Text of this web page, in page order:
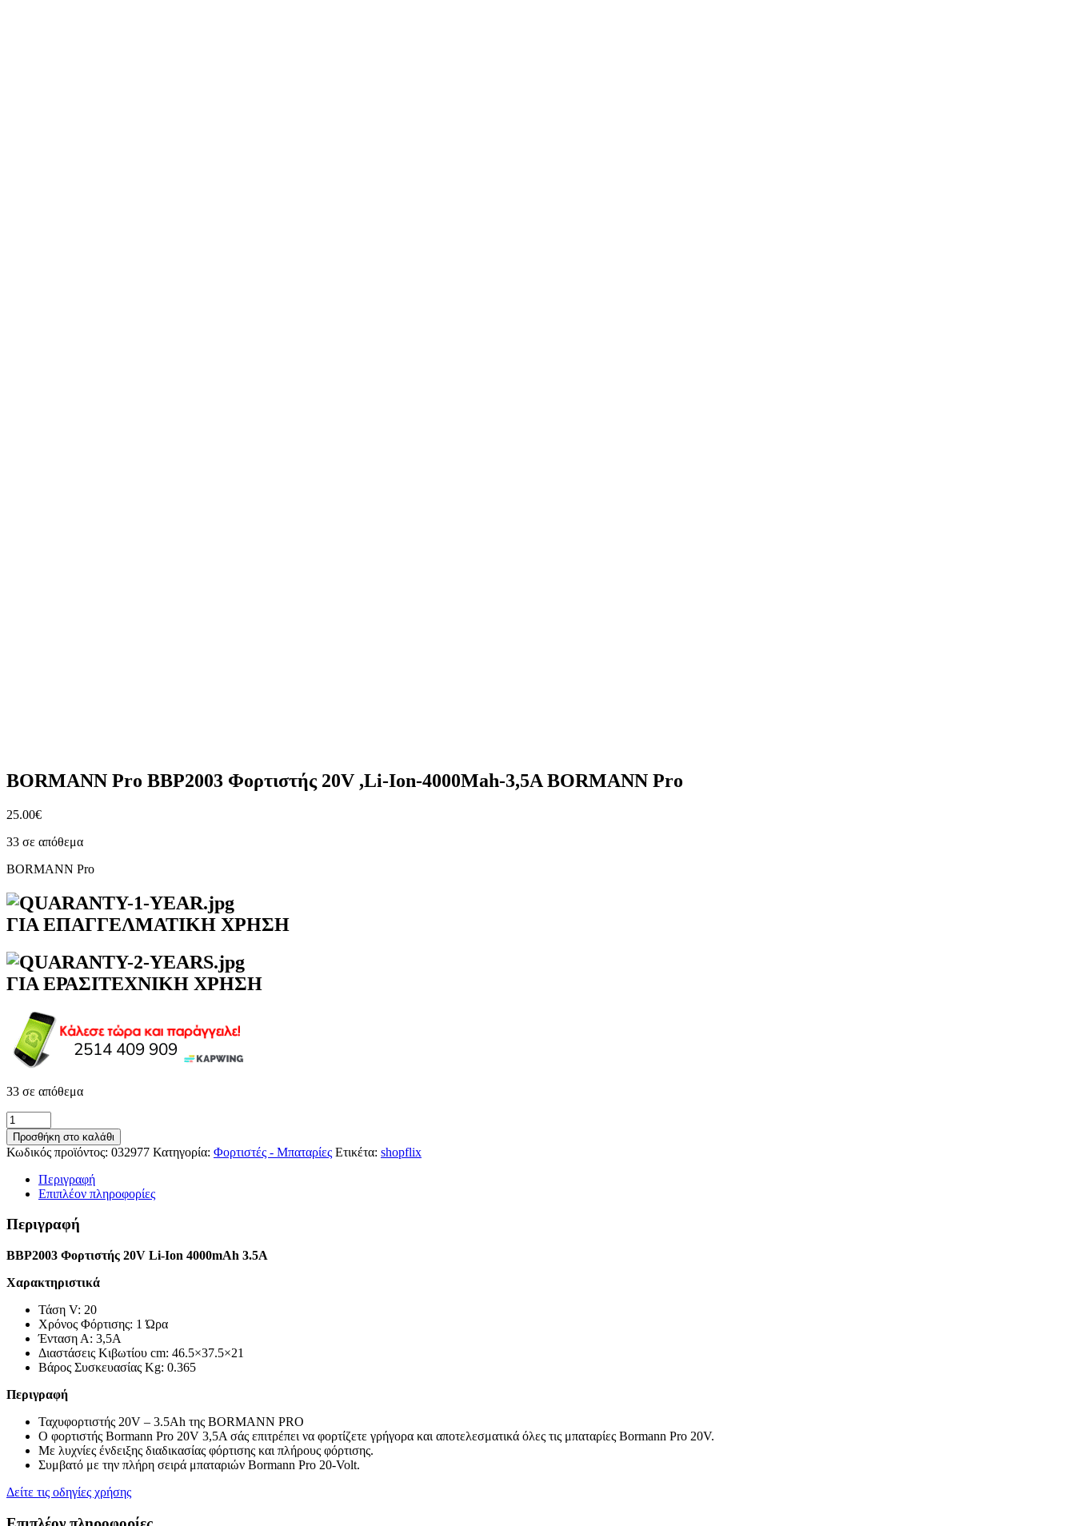
BORMANN Pro BBP2003 Φορτιστής 20V ,Li-Ion-4000Mah-3,5A BORMANN Pro
25.00€
33 σε απόθεμα
BORMANN Pro
ΓΙΑ ΕΠΑΓΓΕΛΜΑΤΙΚΗ ΧΡΗΣΗ
ΓΙΑ ΕΡΑΣΙΤΕΧΝΙΚΗ ΧΡΗΣΗ
33 σε απόθεμα
BORMANN
Pro
BBP2003
Φορτιστής
20V
4000Mah-
3,5A
Pro
ποσότητα
Προσθήκη στο καλάθι
Κωδικός προϊόντος: 032977 Κατηγορία: Φορτιστές - Μπαταρίες Ετικέτα: shopflix
Περιγραφή
Επιπλέον πληροφορίες
Περιγραφή
BBP2003 Φορτιστής 20V Li-Ion 4000mAh 3.5A
Χαρακτηριστικά
Τάση V: 20
Χρόνος Φόρτισης: 1 Ώρα
Ένταση Α: 3,5A
Διαστάσεις Κιβωτίου cm: 46.5×37.5×21
Βάρος Συσκευασίας Kg: 0.365
Περιγραφή
Ταχυφορτιστής 20V – 3.5Ah της BORMANN PRO
Ο φορτιστής Bormann Pro 20V 3,5A σάς επιτρέπει να φορτίζετε γρήγορα και αποτελεσματικά όλες τις μπαταρίες Bormann Pro 20V.
Με λυχνίες ένδειξης διαδικασίας φόρτισης και πλήρους φόρτισης.
Συμβατό με την πλήρη σειρά μπαταριών Bormann Pro 20-Volt.
Δείτε τις οδηγίες χρήσης